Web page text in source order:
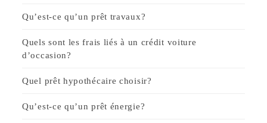
Qu’est-ce qu’un prêt travaux?
Quels sont les frais liés à un crédit voiture
d’occasion?
Quel prêt hypothécaire choisir?
Qu’est-ce qu’un prêt énergie?